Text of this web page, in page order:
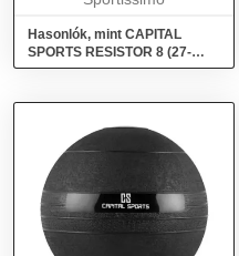
Hasonlók, mint CAPITAL
SPORTS RESISTOR 8 (27-
68kg) Elasztikus gumiszalag,